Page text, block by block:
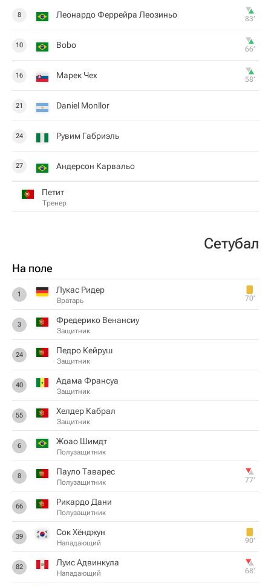
8 Леонардо Феррейра Леозиньо 83‎’‎
10 Bobo 66‎’‎
16 Марек Чех 58‎’‎
21 Daniel Monllor
24 Рувим Габриэль
27 Андерсон Карвальо
Петит
Тренер
Сетубал
На поле
1 Лукас Ридер
Вратарь 70‎’‎
3 Фредерико Венансиу
Защитник
24 Педро Кейруш
Защитник
40 Адама Франсуа
Защитник
55 Хелдер Кабрал
Защитник
6 Жоао Шимдт
Полузащитник
8 Пауло Таварес
Полузащитник 77‎’‎
66 Рикардо Дани
Полузащитник
39 Сок Хёнджун
Нападающий 90‎’‎
82 Луис Адвинкула
Нападающий 68‎’‎